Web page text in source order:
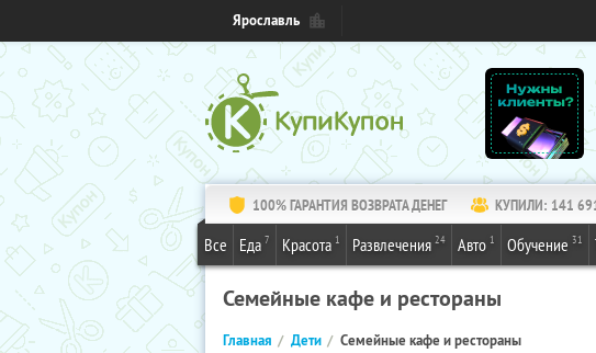
Ярославль
100% ГАРАНТИЯ ВОЗВРАТА ДЕНЕГ КУПИЛИ: 141
Все Еда 7 Красота 1 Развлечения 24 Авто 1 Обучение 31
Семейные кафе и рестораны
Главная Дети Семейные кафе и рестораны